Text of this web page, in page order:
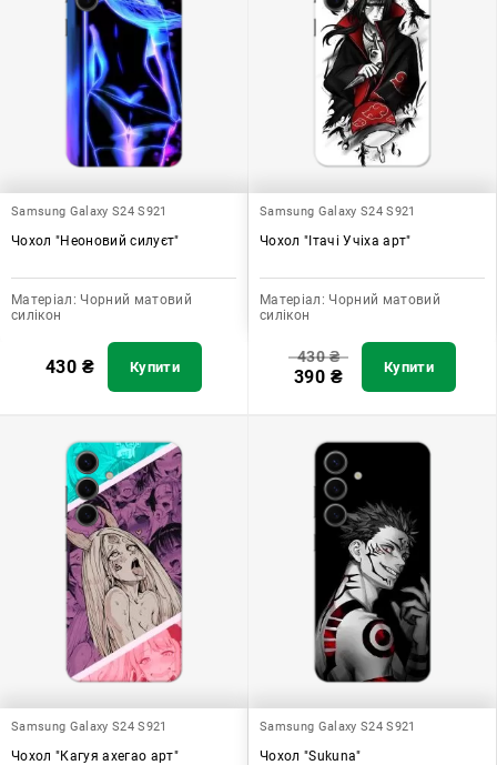
Samsung Galaxy S24 S921
Чохол "Неоновий силуєт"
Матеріал: Чорний матовий
силікон
430 ₴ Купити
Samsung Galaxy S24 S921
Чохол "Ітачі Учіха арт"
Матеріал: Чорний матовий
силікон
430₴
390 ₴ Купити
Samsung Galaxy S24 S921
Чохол "Кагуя ахегао арт"
Samsung Galaxy S24 S921
Чохол "Sukuna"